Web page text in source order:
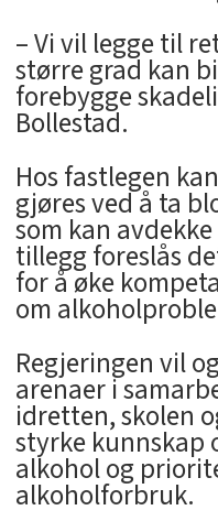
– Vi vil legge til
større grad kan
forebygge
Bollestad.
Hos fastlegen
gjøres ved å ta
som kan
tillegg foreslås
for å øke
om
Regjeringen vil
arenaer i
idretten, skolen
styrke kunnskap
alkohol og
alkoholforbruk.